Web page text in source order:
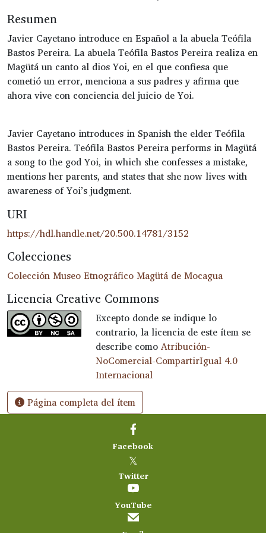
Resumen
Javier Cayetano introduce en Español a la abuela Teófila
Bastos Pereira. La abuela Teófila Bastos Pereira realiza en
Magütá un canto al dios Yoi, en el que confiesa que
cometió un error, menciona a sus padres y afirma que
ahora vive con conciencia del juicio de Yoi.
Javier Cayetano introduces in Spanish the elder Teófila
Bastos Pereira. Teófila Bastos Pereira performs in Magütá
a song to the god Yoi, in which she confesses a mistake,
mentions her parents, and states that she now lives with
awareness of Yoi’s judgment.
URI
https://hdl.handle.net/20.500.14781/3152
Colecciones
Colección Museo Etnográfico Magütá de Mocagua
Licencia Creative Commons
Excepto donde se indique lo
contrario, la licencia de este ítem se
describe comoAtribución-
NoComercial-CompartirIgual 4.0
Internacional
Página completa del ítem
Facebook
𝕏
Twitter
YouTube